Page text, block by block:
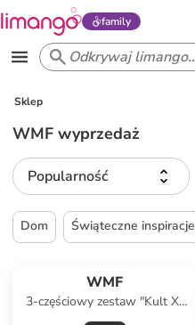
family
Sklep
WMF wyprzedaż
Popularność
Dom Świąteczne inspiracje
WMF
3-częściowy zestaw "Kult X"
w kolorze czarnym